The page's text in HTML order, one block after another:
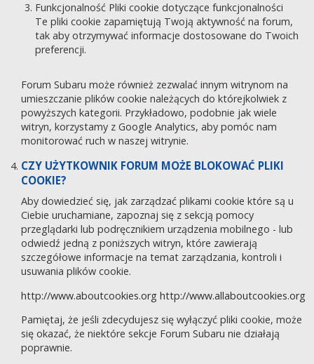
Funkcjonalność Pliki cookie dotyczące funkcjonalności
Te pliki cookie zapamiętują Twoją aktywność na forum,
tak aby otrzymywać informacje dostosowane do Twoich
preferencji.
Forum Subaru może również zezwalać innym witrynom na
umieszczanie plików cookie należących do którejkolwiek z
powyższych kategorii. Przykładowo, podobnie jak wiele
witryn, korzystamy z Google Analytics, aby pomóc nam
monitorować ruch w naszej witrynie.
CZY UŻYTKOWNIK FORUM MOŻE BLOKOWAĆ PLIKI
COOKIE?
Aby dowiedzieć się, jak zarządzać plikami cookie które są u
Ciebie uruchamiane, zapoznaj się z sekcją pomocy
przeglądarki lub podręcznikiem urządzenia mobilnego - lub
odwiedź jedną z poniższych witryn, które zawierają
szczegółowe informacje na temat zarządzania, kontroli i
usuwania plików cookie.
http://www.aboutcookies.org http://www.allaboutcookies.org
Pamiętaj, że jeśli zdecydujesz się wyłączyć pliki cookie, może
się okazać, że niektóre sekcje Forum Subaru nie działają
poprawnie.